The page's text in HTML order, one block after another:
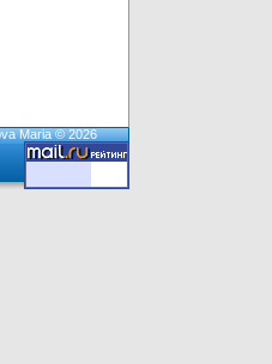
Maria © 2026